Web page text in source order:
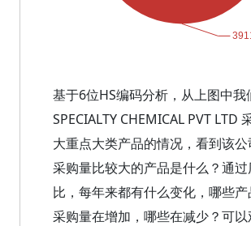
基于6位HS编码分析，从上图中我
SPECIALTY CHEMICAL PVT LTD
大重点大类产品的情况，看到该
采购量比较大的产品是什么？通
比，每年来都有什么变化，哪些
采购量在增加，哪些在减少？可以